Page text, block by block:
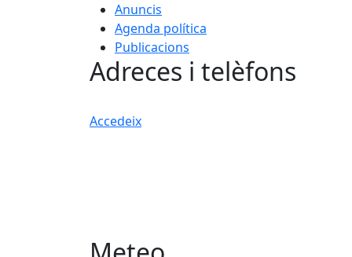
Anuncis
Agenda política
Publicacions
Adreces i telèfons
Accedeix